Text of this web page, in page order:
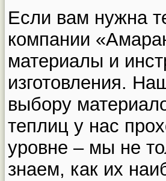
Если вам нужна
компании
материалы и
изготовления.
выбору
теплиц у нас
уровне – мы не
знаем, как их